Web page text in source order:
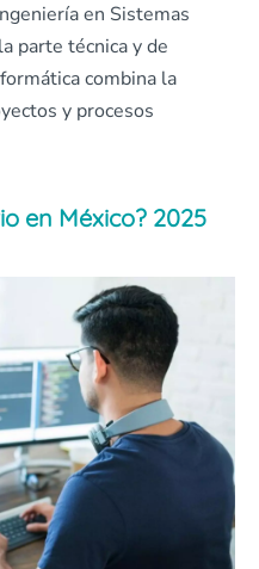
en Sistemas
parte técnica y de
combina la
y procesos
en México? 2025